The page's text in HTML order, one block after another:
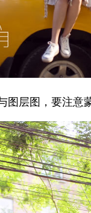
图层图，要注意